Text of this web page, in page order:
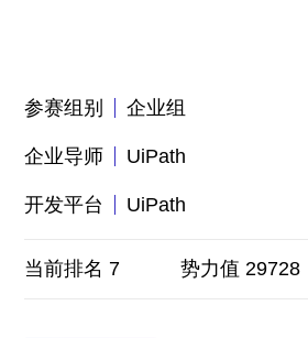
参赛组别 企业组
企业导师 UiPath
开发平台 UiPath
当前排名 7 势力值 29728